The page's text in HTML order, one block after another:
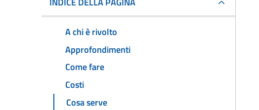
A chi è rivolto
Approfondimenti
Come fare
Costi
Cosa serve